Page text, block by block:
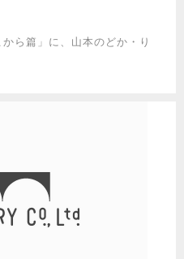
ら篇」に、山本のどか・り